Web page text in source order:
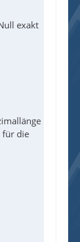
exakt
für die